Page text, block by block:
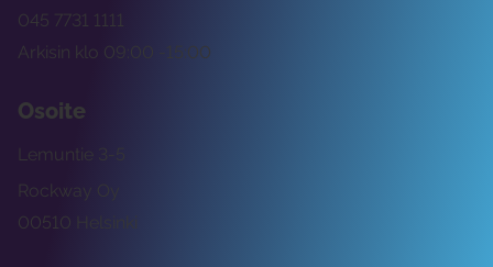
Arkisin klo 09:00 -15:00
045 7731 1111
Osoite
Rockway Oy
Lemuntie 3-5
00510 Helsinki